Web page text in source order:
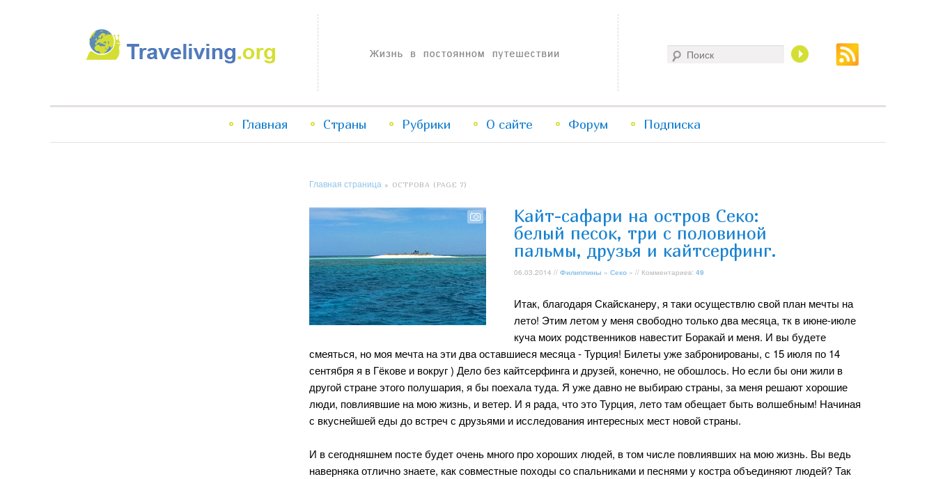
Traveliving
Жизнь в постоянном путешествии
Перейти
содержимому
Перейти
содержимому
Главная Страны Рубрики О сайте Форум Подписка
Главная страница » ОСТРОВА (PAGE 7)
Кайт-сафари на остров Секо:
белый песок, три с половиной
пальмы, друзья и кайтсерфинг.
06.03.2014 // Филиппины » Секо » // Комментариев: 49
Итак, благодаря Скайсканеру, я таки осуществлю свой план мечты на
лето! Этим летом у меня свободно только два месяца, тк в июне-июле
куча моих родственников навестит Боракай и меня. И вы будете
смеяться, но моя мечта на эти два оставшиеся месяца - Турция! Билеты уже забронированы, с 15 июля по 14
сентября я в Гёкове и вокруг ) Дело без кайтсерфинга и друзей, конечно, не обошлось. Но если бы они жили в
другой стране этого полушария, я бы поехала туда. Я уже давно не выбираю страны, за меня решают хорошие
люди, повлиявшие на мою жизнь, и ветер. И я рада, что это Турция, лето там обещает быть волшебным! Начиная
с вкуснейшей еды до встреч с друзьями и исследования интересных мест новой страны.
И в сегодняшнем посте будет очень много про хороших людей, в том числе повлиявших на мою жизнь. Вы ведь
наверняка отлично знаете, как совместные походы со спальниками и песнями у костра объединяют людей? Так